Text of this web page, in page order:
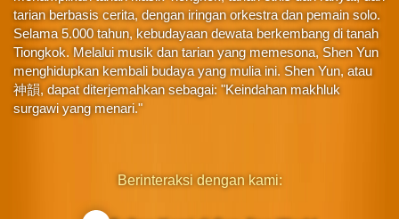
tarian berbasis cerita, dengan iringan orkestra dan pemain solo.
Selama 5.000 tahun, kebudayaan dewata berkembang di tanah
Tiongkok. Melalui musik dan tarian yang memesona, Shen Yun
menghidupkan kembali budaya yang mulia ini. Shen Yun, atau
神韻, dapat diterjemahkan sebagai: "Keindahan makhluk
surgawi yang menari."
Berinteraksi dengan kami: